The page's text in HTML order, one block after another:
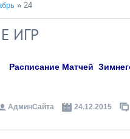
» 24
ИГР
Расписание Матчей
АдминСайта 24.12.2015